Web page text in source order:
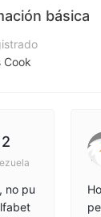
básica
Cook
no pu